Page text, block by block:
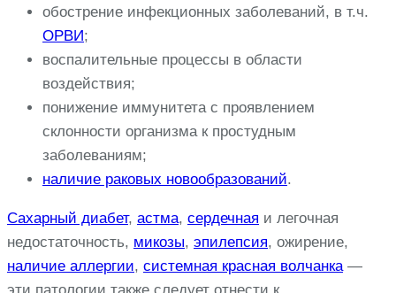
обострение инфекционных заболеваний, в т.ч.
ОРВИ;
воспалительные процессы в области
воздействия;
понижение иммунитета с проявлением
склонности организма к простудным
заболеваниям;
наличие раковых новообразований.
Сахарный диабет, астма, сердечная и легочная
недостаточность, микозы, эпилепсия, ожирение,
наличие аллергии, системная красная волчанка—